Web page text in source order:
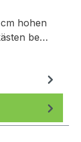
hohen
be…